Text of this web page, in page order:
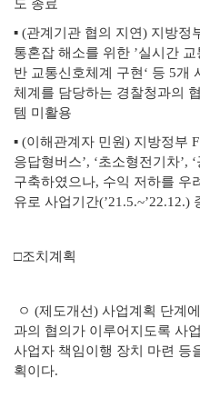
도 종료
▪ (관계기관 협의 지연) 지방정
통혼잡 해소를 위한 ’실시간 교
반 교통신호체계 구현‘ 등 5개
체계를 담당하는 경찰청과의
템 미활용
▪ (이해관계자 민원) 지방정부
응답형버스’, ‘초소형전기차’,
구축하였으나, 수익 저하를 우
유로 사업기간(’21.5.~’22.12.)
□조치계획
ㅇ (제도개선) 사업계획 단계
과의 협의가 이루어지도록 사
사업자 책임이행 장치 마련 등
획이다.